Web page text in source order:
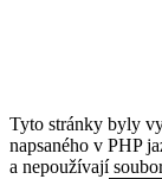
Tyto stránky byly
napsaného v PHP
a nepoužívají